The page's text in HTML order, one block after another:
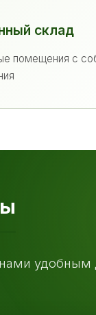
склад
помещения с
удобным